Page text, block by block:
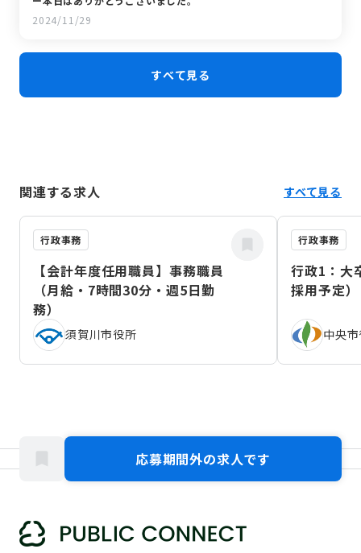
2024/11/29
すべて見る
関連する求人 すべて見る
行政事務
【会計年度任用職員】事務職員
（月給・7時間30分・週5日勤
務）
須賀川市役所
行政事務
行政1：大
採用予定）
中央
応募期間外の求人です